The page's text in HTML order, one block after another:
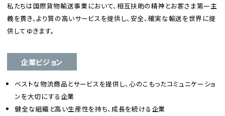
物流トピックス
私たちは国際貨物輸送事業において、相互扶助の精神とお客さま第一主
義を貫き、より質の高いサービスを提供し、安全、確実な輸送を世界に提
供してゆきます。
企業ビジョン
ベストな物流商品とサービスを提供し、心のこもったコミュニケーショ
ンを大切にする企業
健全な組織と高い生産性を持ち、成長を続ける企業